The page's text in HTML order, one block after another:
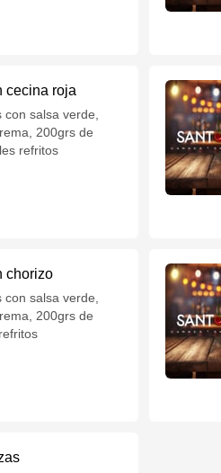
cecina roja
salsa verde,
200grs de
refritos
chorizo
salsa verde,
200grs de